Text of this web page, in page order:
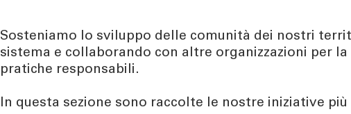
Sosteniamo lo sviluppo delle comunità dei nostri
sistema e collaborando con altre organizzazioni per
pratiche responsabili.
In questa sezione sono raccolte le nostre iniziative più